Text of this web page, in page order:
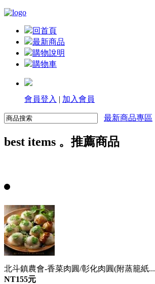
回首頁
最新商品
購物說明
購物車
會員登入 | 加入會員
最新商品專區
best items 。推薦商品
北斗鎮農會-香菜肉圓/彰化肉圓(附蒸籠紙...
NT155元